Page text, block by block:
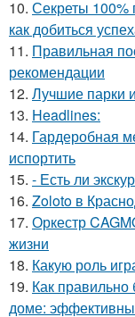
10. Секреты 100%
как добиться
11. Правильная
рекомендации
12. Лучшие парки
13. Headlines:
14. Гардеробная
испортить
15. - Есть ли
16. Zoloto в
17. Оркестр
жизни
18. Какую роль
19. Как
доме: